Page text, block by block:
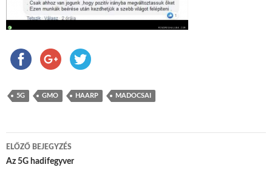
5G GMO HAARP MADOCSAI
Bejegyzés navigáció
ELŐZŐ BEJEGYZÉS
Az 5G hadifegyver